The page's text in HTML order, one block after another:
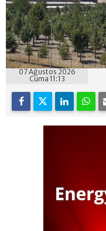
07 Ağustos 2026
Cuma 11:13